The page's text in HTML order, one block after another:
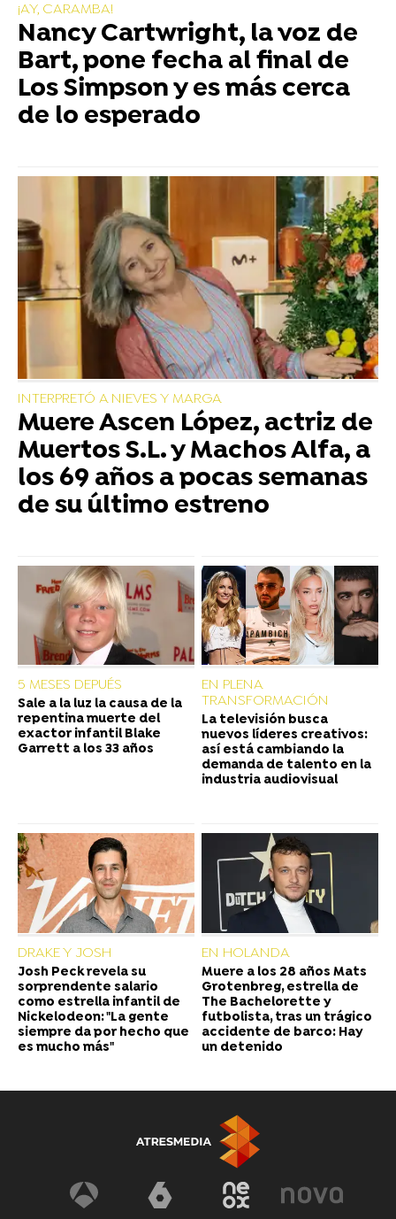
¡AY, CARAMBA!
Nancy Cartwright, la voz de
Bart, pone fecha al final de
Los Simpson y es más cerca
de lo esperado
INTERPRETÓ A NIEVES Y MARGA
Muere Ascen López, actriz de
Muertos S.L. y Machos Alfa, a
los 69 años a pocas semanas
de su último estreno
5 MESES DEPUÉS
Sale a la luz la causa de la
repentina muerte del
exactor infantil Blake
Garrett a los 33 años
EN PLENA
TRANSFORMACIÓN
La televisión busca
nuevos líderes creativos:
así está cambiando la
demanda de talento en la
industria audiovisual
DRAKE Y JOSH
Josh Peck revela su
sorprendente salario
como estrella infantil de
Nickelodeon: "La gente
siempre da por hecho que
es mucho más"
EN HOLANDA
Muere a los 28 años Mats
Grotenbreg, estrella de
The Bachelorette y
futbolista, tras un trágico
accidente de barco: Hay
un detenido